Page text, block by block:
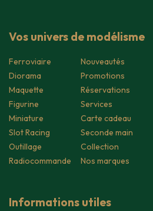
Vos univers de modélisme
Ferroviaire
Diorama
Maquette
Figurine
Miniature
Slot Racing
Outillage
Radiocommande
Nouveautés
Promotions
Réservations
Services
Carte cadeau
Seconde main
Collection
Nos marques
Informations utiles